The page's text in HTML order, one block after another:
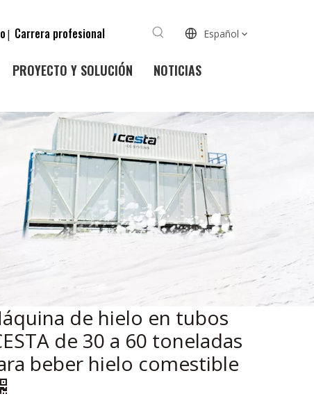
| Carrera profesional Español
PROYECTO Y SOLUCIÓN
NOTICIAS
de hielo en tubos
de 30 a 60 toneladas
beber hielo comestible